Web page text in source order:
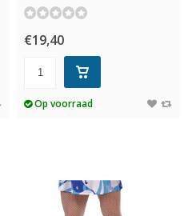
€19,40
Op voorraad